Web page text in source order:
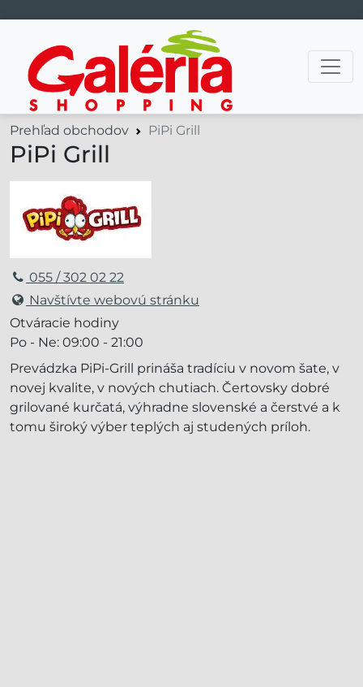
Hlavná navigácia
Prehľad obchodov PiPi Grill
PiPi Grill
055 / 302 02 22
Navštívte webovú stránku
Otváracie hodiny
Po - Ne: 09:00 - 21:00
Prevádzka PiPi-Grill prináša tradíciu v novom šate, v
novej kvalite, v nových chutiach. Čertovsky dobré
grilované kurčatá, výhradne slovenské a čerstvé a k
tomu široký výber teplých aj studených príloh.